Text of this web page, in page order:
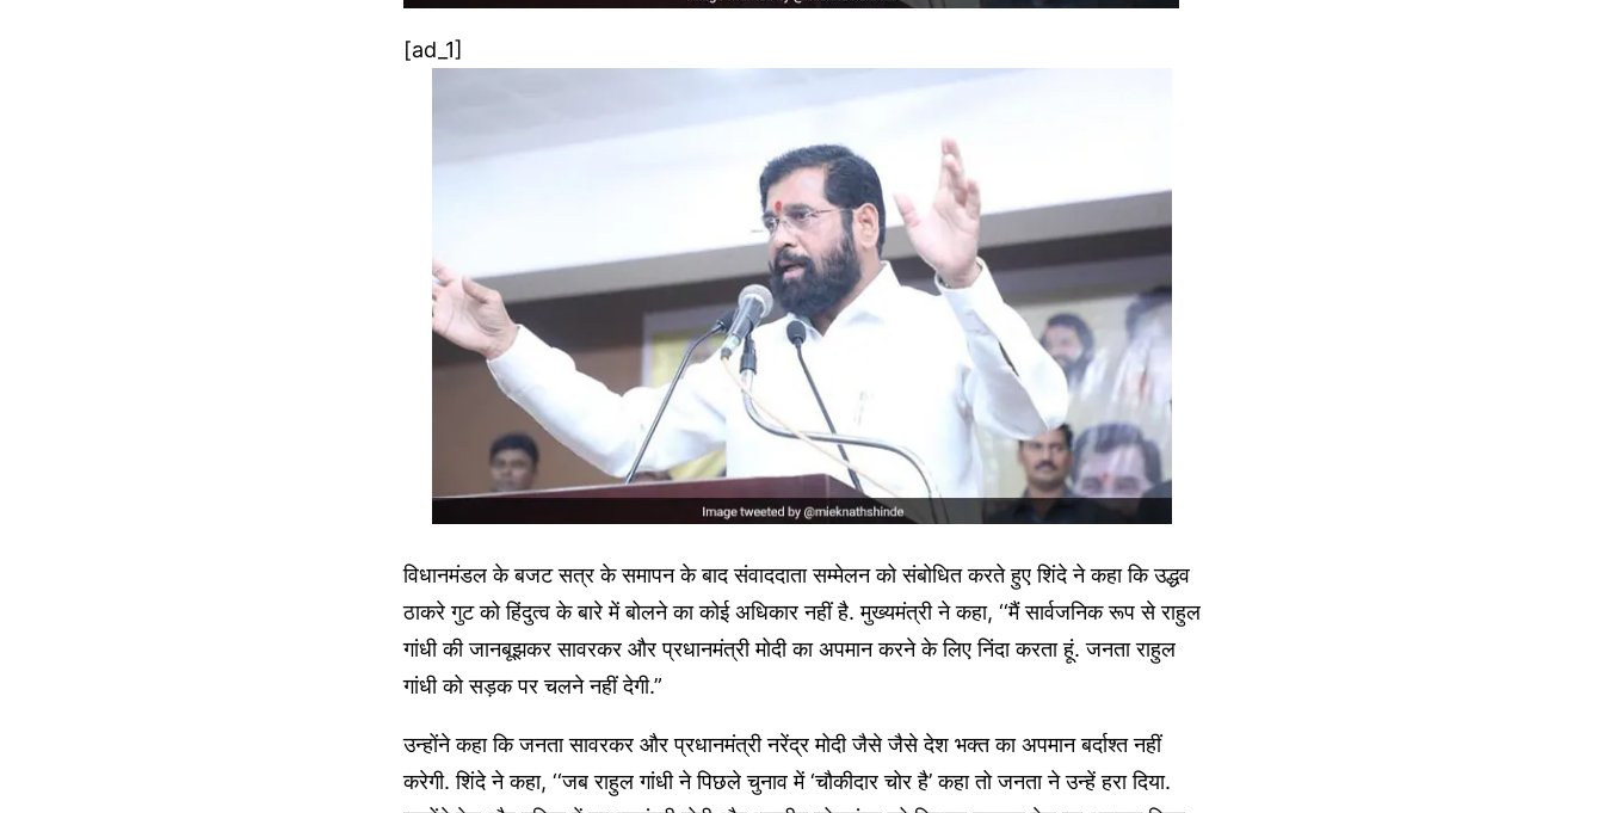
[ad_1]
विधानमंडल के बजट सत्र के समापन के बाद संवाददाता सम्मेलन को संबोधित करते हुए शिंदे ने कहा कि उद्धव
ठाकरे गुट को हिंदुत्व के बारे में बोलने का कोई अधिकार नहीं है. मुख्यमंत्री ने कहा, ‘‘मैं सार्वजनिक रूप से राहुल
गांधी की जानबूझकर सावरकर और प्रधानमंत्री मोदी का अपमान करने के लिए निंदा करता हूं. जनता राहुल
गांधी को सड़क पर चलने नहीं देगी.”
उन्होंने कहा कि जनता सावरकर और प्रधानमंत्री नरेंद्र मोदी जैसे जैसे देश भक्त का अपमान बर्दाश्त नहीं
करेगी. शिंदे ने कहा, ‘‘जब राहुल गांधी ने पिछले चुनाव में ‘चौकीदार चोर है’ कहा तो जनता ने उन्हें हरा दिया.